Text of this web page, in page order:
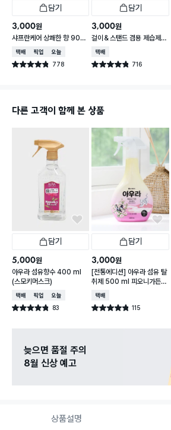
담기
3,000원
샤프란케어 상쾌한 향 900
ml
택배배송매장픽업오늘배송
별점 4.8점 778
건 작성
담기
3,000원
걸이＆스탠드 겸용 제습제 1
60 g 4개입
택배배송
별점 4.8점 716
건 작성
다른 고객이 함께 본 상품
담기
5,000원
아우라 섬유향수 400 ml
(스모키머스크)
택배배송매장픽업오늘배송
별점 4.8점 83
건 작성
담기
3,000원
[전통에디션] 아우라 섬유 탈
취제 500 ml 피오니가든 b
y LG생활건강
택배배송
별점 4.8점 115
건 작성
늦으면 품절 주의
8월 신상 예고
상품설명